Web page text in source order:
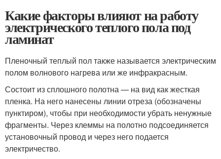
Какие факторы влияют на работу
электрического теплого пола под
ламинат
Пленочный теплый пол также называется электрическим
полом волнового нагрева или же инфракрасным.
Состоит из сплошного полотна — на вид как жесткая
пленка. На него нанесены линии отреза (обозначены
пунктиром), чтобы при необходимости убрать ненужные
фрагменты. Через клеммы на полотно подсоединяется
установочный провод и через него подается
электричество.